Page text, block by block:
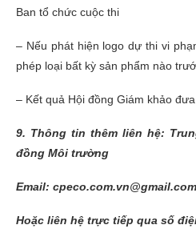
Ban tổ chức cuộc thi
– Nếu phát hiện logo dự thi vi
phép loại bất kỳ sản phẩm nào
– Kết quả Hội đồng Giám khảo
9. Thông tin thêm liên hệ:
đồng Môi trường
Email: cpeco.com.vn@gmail.com
Hoặc liên hệ trực tiếp qua số